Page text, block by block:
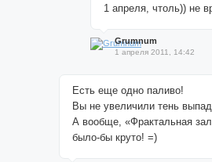
1 апреля, чтоль)) не
Grumnum
1 апреля 2011, 14:42
Есть еще одно паливо!
Вы не увеличили тень
А вообще, «Фрактальная
было-бы круто! =)